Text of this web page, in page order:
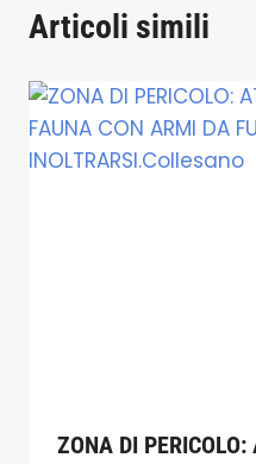
Articoli simili
ZONA DI PERICOLO: